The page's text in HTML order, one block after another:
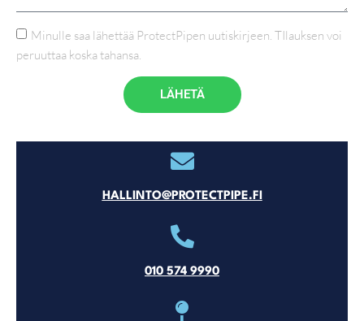
Minulle saa lähettää ProtectPipen uutiskirjeen. TIlauksen voi
peruuttaa koska tahansa.
LÄHETÄ
HALLINTO@PROTECTPIPE.FI
010 574 9990